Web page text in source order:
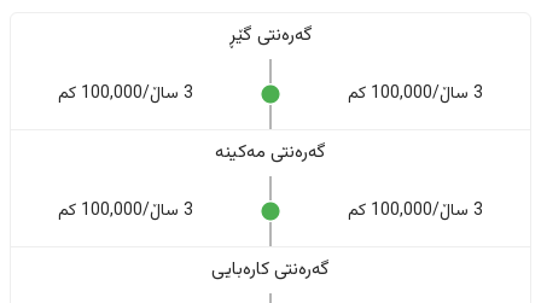
گەرەنتی گێڕ
3 ساڵ/100,000 کم 3 ساڵ/100,000 کم
گەرەنتی مەکینە
3 ساڵ/100,000 کم 3 ساڵ/100,000 کم
گەرەنتی کارەبایی